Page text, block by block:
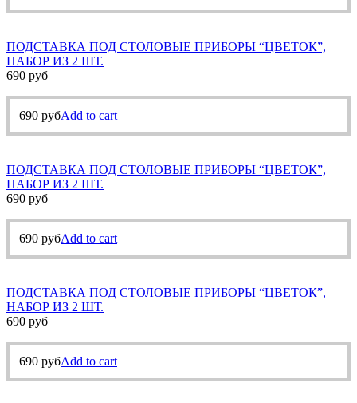
ПОДСТАВКА ПОД СТОЛОВЫЕ ПРИБОРЫ “ЦВЕТОК”,
НАБОР ИЗ 2 ШТ.
690 руб
690 рубAdd to cart
ПОДСТАВКА ПОД СТОЛОВЫЕ ПРИБОРЫ “ЦВЕТОК”,
НАБОР ИЗ 2 ШТ.
690 руб
690 рубAdd to cart
ПОДСТАВКА ПОД СТОЛОВЫЕ ПРИБОРЫ “ЦВЕТОК”,
НАБОР ИЗ 2 ШТ.
690 руб
690 рубAdd to cart